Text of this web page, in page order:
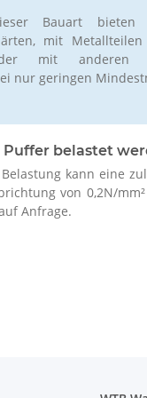
Bauart
mit
mit anderen
nur geringen
belastet
kann eine
von 0,2N/
Anfrage.